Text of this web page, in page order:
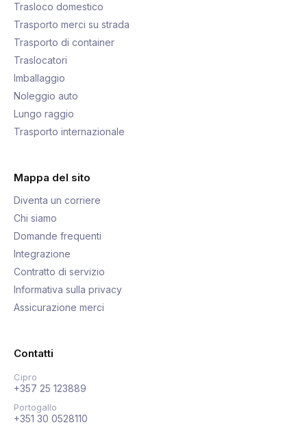
Trasloco domestico
Trasporto merci su strada
Trasporto di container
Traslocatori
Imballaggio
Noleggio auto
Lungo raggio
Trasporto internazionale
Mappa del sito
Diventa un corriere
Chi siamo
Domande frequenti
Integrazione
Contratto di servizio
Informativa sulla privacy
Assicurazione merci
Contatti
Cipro
+357 25 123889
Portogallo
+351 30 0528110